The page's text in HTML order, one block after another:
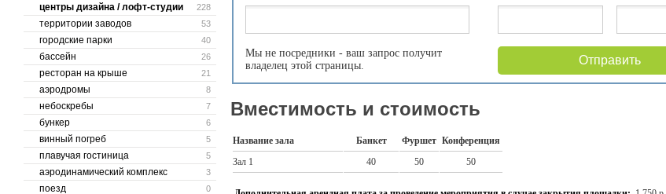
228
центры дизайна / лофт-студии
53
территории заводов
40
городские парки
26
бассейн
21
ресторан на крыше
8
аэродромы
7
небоскребы
6
бункер
5
винный погреб
5
плавучая гостиница
3
аэродинамический комплекс
0
поезд
Мы не посредники - ваш запрос получит
владелец этой страницы.
Отправить
Вместимость и стоимость
Название зала Банкет Фуршет Конференция
Зал 1
40 50 50